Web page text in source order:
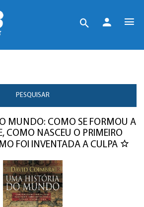
PESQUISAR
MUNDO: COMO SE FORMOU A
COMO NASCEU O PRIMEIRO
FOI INVENTADA A CULPA